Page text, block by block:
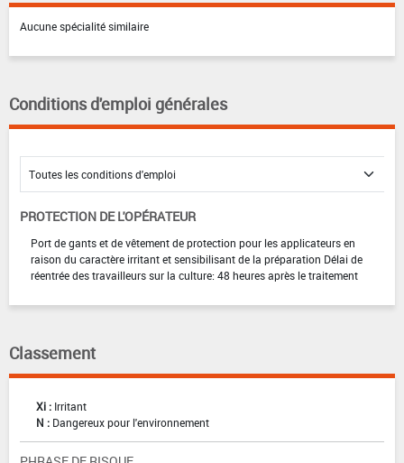
Aucune spécialité similaire
Conditions d'emploi générales
PROTECTION DE L'OPÉRATEUR
Port de gants et de vêtement de protection pour les applicateurs en
raison du caractère irritant et sensibilisant de la préparation Délai de
réentrée des travailleurs sur la culture: 48 heures après le traitement
Classement
Xi : Irritant
N : Dangereux pour l'environnement